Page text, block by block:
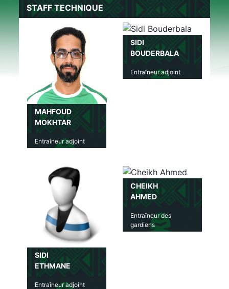
STAFF TECHNIQUE
MAHFOUD
MOKHTAR
Entraîneur adjoint
SIDI
BOUDERBALA
Entraîneur adjoint
SIDI
ETHMANE
Entraîneur adjoint
CHEIKH
AHMED
Entraîneur des
gardiens